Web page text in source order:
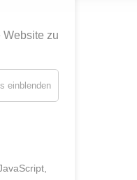
Website zu
einblendenfür
Essenziell